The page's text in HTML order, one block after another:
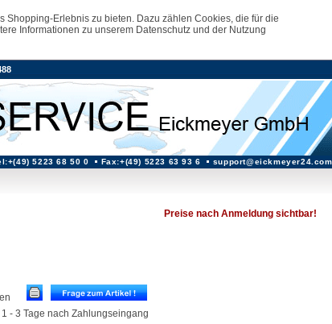
Erlebnis zu bieten. Dazu zählen Cookies, die für die
Informationen zu unserem Datenschutz und der Nutzung
5223 68 50 0 Fax:+(49) 5223 63 93 6 support@eickmeyer24.com
Preise nach Anmeldung sichtbar!
1 - 3 Tage nach Zahlungseingang